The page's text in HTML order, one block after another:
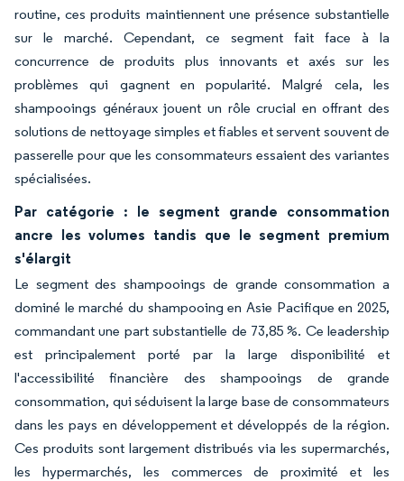
routine, ces produits maintiennent une présence substantielle
sur le marché. Cependant, ce segment fait face à la
concurrence de produits plus innovants et axés sur les
problèmes qui gagnent en popularité. Malgré cela, les
shampooings généraux jouent un rôle crucial en offrant des
solutions de nettoyage simples et fiables et servent souvent de
passerelle pour que les consommateurs essaient des variantes
spécialisées.
Par catégorie : le segment grande consommation
ancre les volumes tandis que le segment premium
s'élargit
Le segment des shampooings de grande consommation a
dominé le marché du shampooing en Asie Pacifique en 2025,
commandant une part substantielle de 73,85 %. Ce leadership
est principalement porté par la large disponibilité et
l'accessibilité financière des shampooings de grande
consommation, qui séduisent la large base de consommateurs
dans les pays en développement et développés de la région.
Ces produits sont largement distribués via les supermarchés,
les hypermarchés, les commerces de proximité et les